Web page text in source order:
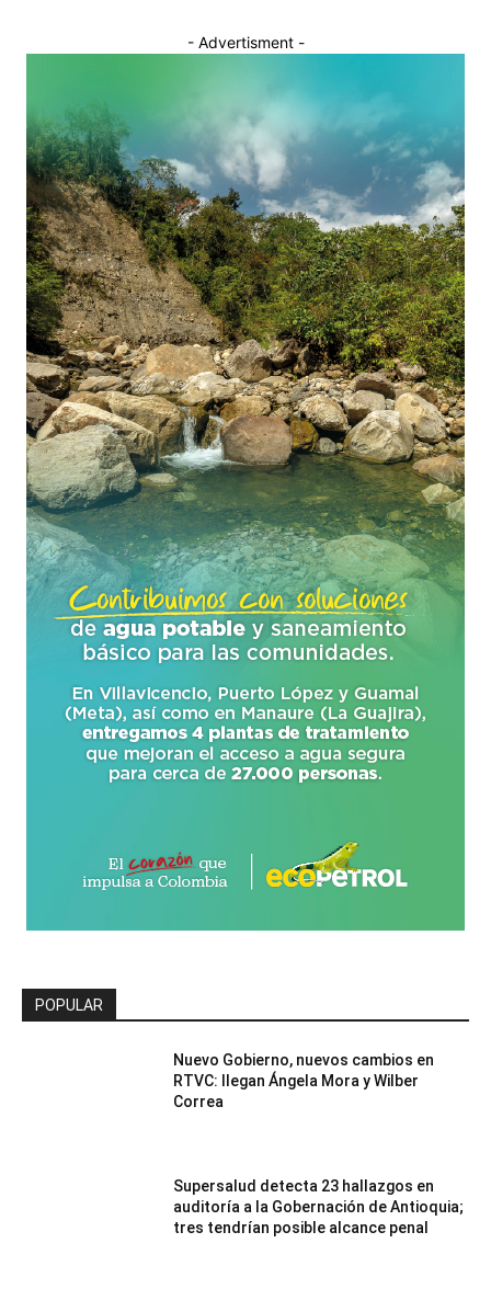
- Advertisment -
POPULAR
Nuevo Gobierno, nuevos cambios en
RTVC: llegan Ángela Mora y Wilber
Correa
Supersalud detecta 23 hallazgos en
auditoría a la Gobernación de Antioquia;
tres tendrían posible alcance penal